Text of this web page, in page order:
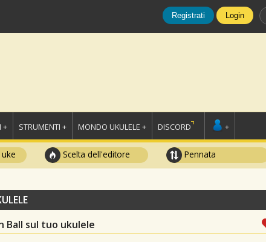
Registrati Login
+ STRUMENTI + MONDO UKULELE + DISCORD +
Scelta dell'editore Pennata
Ball sul tuo ukulele